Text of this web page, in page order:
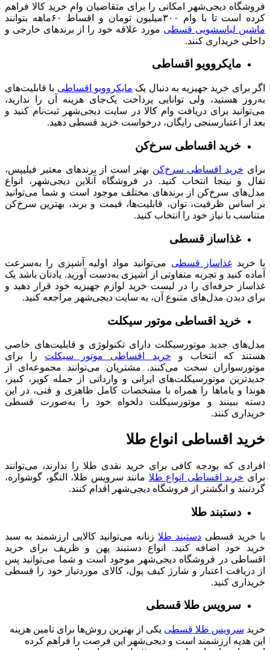
فروشگاه دیجی‌شهر امکانی را برای متقاضیان وام خرید کالا فراهم
کرده است تا با وام ۳۰۰میلیون تومان و اقساط ۶۰ماهه بتوانند
ماشین لباسشویی قسطی مورد علاقه خود را از برندهای خارجی و
داخلی خریداری کنند.
مایکروویو اقساطی
اگر برای خرید جهیزیه به دنبال یک مایکروویو اقساطی با قابلیت‌‌های
به‌روز هستید، ولی توانایی پرداخت یک‌جای هزینه آن را ندارید،
می‌توانید برای دریافت وام کالا در سایت دیجی‌شهر ثبت‌نام کنید و
بعد از اعتبارسنجی رایگان، درخواست خرید قسطی دهید.
خرید اقساطی سرخ‌کن
برای خرید اقساطی سرخ‌کن بهتر است از برندهای معتبر فیلیپس،
تفال و نینجا انتخاب کنید. در فروشگاه آنلاین دیجی‌شهر، انواع
مدل‌های سرخ‌کن از برندهای مختلف موجود است و شما می‌توانید
بر اساس ظرفیت، توان، قابلیت‌ها، قیمت و برند، بهترین سرخ‌کن
متناسب با نیاز خود را انتخاب کنید.
غذاساز قسطی
با خرید غذاساز قسطی می‌توانید مواد اولیه آشپزی را به‌سرعت
آماده کنید و تجربه متفاوتی از آشپزی به‌دست آورید. یادتان باشد یک
غذاساز حرفه‌ای را در لیست خرید لوازم جهیزیه خود قرار دهید و
برای دیدن مدل‌های متنوع آن، به سایت دیجی‌شهر مراجعه کنید.
خرید اقساطی موتور سیکلت
مدل‌های جدید موتورسیکلت دارای تکنولوژی و قابلیت‌های خاصی
هستند که انتخاب و
خرید اقساطی موتور سیکلت
را برای
موتورسواران سخت می‌کنند. مشتریان می‌توانند مجموعه‌ای از
جدیدترین موتورسیکلت‌های ایرانی و وارداتی از جمله کویر، کبیر،
هوندا و یاماها را همراه با مشخصات کامل ظاهری و فنی، در این
دسته ببینند و موتورسیکلت دلخواه خود را به‌صورت قسطی
خریداری کنند.
خرید اقساطی انواع طلا
افرادی که بودجه کافی برای خرید نقدی طلا را ندارند، می‌توانند
برای خرید اقساطی انواع طلا مانند سرویس طلا، النگو، گوشواره،
گردنبند و انگشتر از فروشگاه دیجی‌شهر اقدام کنند.
دستبند طلا
با خرید قسطی دستبند طلا زنانه می‌توانید کالایی ارزشمند به سبد
خرید خود اضافه کنید. انواع دستبند پهن و ظریف برای خرید
اقساطی در فروشگاه دیجی‌شهر موجود است و شما می‌توانید پس
از دریافت اعتبار و شارژ کیف پول، کالای موردنیاز خود را قسطی
خریداری کنید.
سرویس طلا قسطی
خرید سرویس طلا قسطی یکی از بهترین روش‌ها برای تامین هزینه
این هدیه ارزشمند است و دیجی‌شهر این فرصت را فراهم کرده